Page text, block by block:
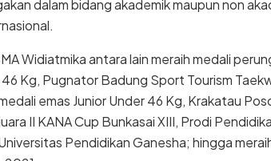
dalam bidang akademik maupun non
Widiatmika antara lain meraih medali
Kg, Pugnator Badung Sport Tourism
emas Junior Under 46 Kg, Krakatau
II KANA Cup Bunkasai XIII, Prodi
Pendidikan Ganesha; hingga